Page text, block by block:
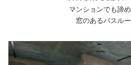
マンションでも諦め
窓のあるバスルー